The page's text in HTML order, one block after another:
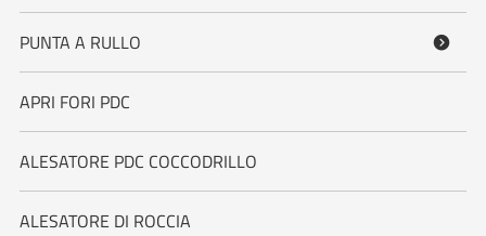
PUNTA A RULLO 
APRI FORI PDC
ALESATORE PDC COCCODRILLO
ALESATORE DI ROCCIA